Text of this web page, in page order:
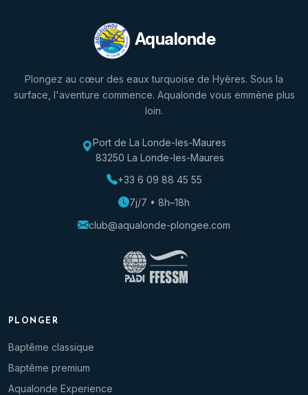
Aqualonde
Plongez au cœur des eaux turquoise de Hyères. Sous la
surface, l'aventure commence. Aqualonde vous emmène plus
loin.
Port de La Londe-les-Maures
83250 La Londe-les-Maures
+33 6 09 88 45 55
7j/7 • 8h–18h
club@aqualonde-plongee.com
PLONGER
Baptême classique
Baptême premium
Aqualonde Experience